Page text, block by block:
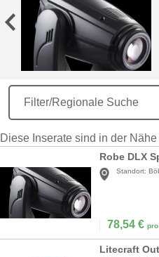
Filter/Regionale Suche
Diese Inserate sind in der
Robe DLX
Standort:
78,54 € pro